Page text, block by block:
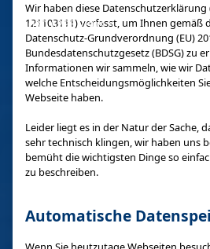
030 6293 7808-5
Wir haben diese Datenschutzerklärung
121103111) verfasst, um Ihnen gemäß
Datenschutz-Grundverordnung (EU)
Bundesdatenschutzgesetz (BDSG) zu
Informationen wir sammeln, wie wir
welche Entscheidungsmöglichkeiten
Webseite haben.
Leider liegt es in der Natur der Sache,
sehr technisch klingen, wir haben uns
bemüht die wichtigsten Dinge so
zu beschreiben.
Automatische